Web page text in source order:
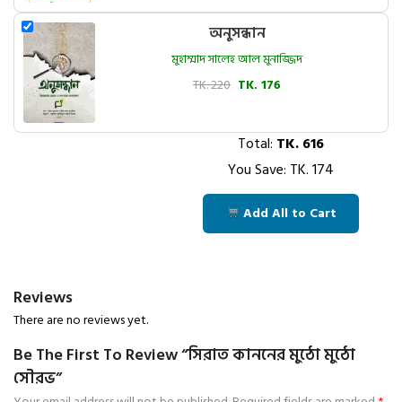
অনুসন্ধান
মুহাম্মাদ সালেহ আল মুনাজ্জিদ
TK. 220 TK. 176
Total: TK.616
You Save: TK.174
Add All to Cart
Reviews
There are no reviews yet.
Be The First To Review “সিরাত কাননের মুঠো মুঠো
সৌরভ”